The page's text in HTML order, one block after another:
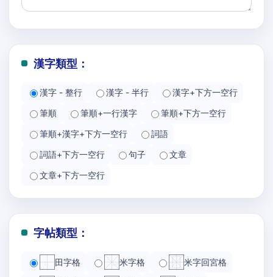
漢字類型：
漢字 - 整行 漢字 - 半行
漢字+下方一空行
筆順
筆順+一行漢字
筆順+下方一空行
筆順+漢字+下方一空行
詞語
詞語+下方一空行
句子
文章
文章+下方一空行
字帖類型：
田字格 米字格 米字回宮格